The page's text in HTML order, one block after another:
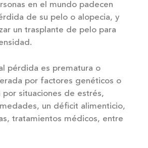
en el mundo padecen
de su pelo o alopecia, y
un trasplante de pelo para
pérdida es prematura o
por factores genéticos o
situaciones de estrés,
un déficit alimenticio,
tratamientos médicos, entre